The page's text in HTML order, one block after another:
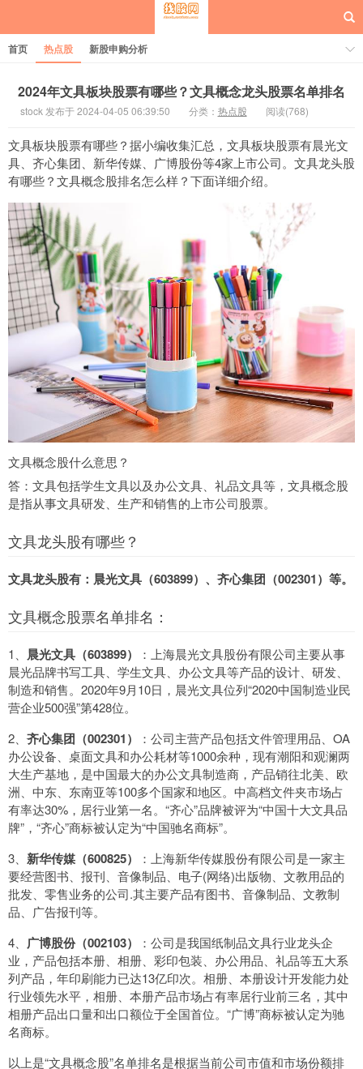
首页 热点股 新股申购分析
2024年文具板块股票有哪些？文具概念龙头股票名单排名
stock 发布于 2024-04-05 06:39:50 分类： 热点股 阅读(768)
文具板块股票有哪些？据小编收集汇总，文具板块股票有晨光文
具、齐心集团、新华传媒、广博股份等4家上市公司。文具龙头股
有哪些？文具概念股排名怎么样？下面详细介绍。
文具概念股什么意思？
答：文具包括学生文具以及办公文具、礼品文具等，文具概念股
是指从事文具研发、生产和销售的上市公司股票。
文具龙头股有哪些？
文具龙头股有：晨光文具（603899）、齐心集团（002301）等。
文具概念股票名单排名：
1、 晨光文具（603899）
：上海晨光文具股份有限公司主要从事
晨光品牌书写工具、学生文具、办公文具等产品的设计、研发、
制造和销售。2020年9月10日，晨光文具位列“2020中国制造业民
营企业500强”第428位。
2、齐心集团（002301）
：公司主营产品包括文件管理用品、OA
办公设备、桌面文具和办公耗材等1000余种，现有潮阳和观澜两
大生产基地，是中国最大的办公文具制造商，产品销往北美、欧
洲、中东、东南亚等100多个国家和地区。中高档文件夹市场占
有率达30%，居行业第一名。“齐心”品牌被评为“中国十大文具品
牌”，“齐心”商标被认定为“中国驰名商标”。
3、 新华传媒（600825）
：上海新华传媒股份有限公司是一家主
要经营图书、报刊、音像制品、电子(网络)出版物、文教用品的
批发、零售业务的公司.其主要产品有图书、音像制品、文教制
品、广告报刊等。
4、 广博股份（002103）
：公司是我国纸制品文具行业龙头企
业，产品包括本册、相册、彩印包装、办公用品、礼品等五大系
列产品，年印刷能力已达13亿印次。相册、本册设计开发能力处
行业领先水平，相册、本册产品市场占有率居行业前三名，其中
相册产品出口量和出口额位于全国首位。“广博”商标被认定为驰
名商标。
以上是“文具概念股”名单排名是根据当前公司市值和市场份额排